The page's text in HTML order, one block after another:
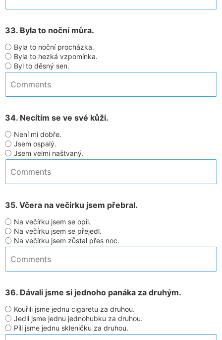
33. Byla to noční můra.
Byla to noční procházka.
Byla to hezká vzpomínka.
Byl to děsný sen.
34. Necítím se ve své kůži.
Není mi dobře.
Jsem ospalý.
Jsem velmi naštvaný.
35. Včera na večirku jsem přebral.
Na večírku jsem se opil.
Na večírku jsem se přejedl.
Na večírku jsem zůstal přes noc.
36. Dávali jsme si jednoho panáka za druhým.
Kouřili jsme jednu cigaretu za druhou.
Jedli jsme jednu jednohubku za druhou.
Pili jsme jednu skleničku za druhou.